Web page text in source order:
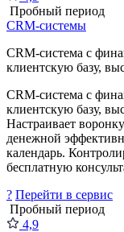
Пробный период
CRM-системы
CRM-система с
клиентскую базу,
CRM-система с
клиентскую базу,
Настраивает
денежной
календарь.
бесплатную
? Перейти в сервис
Пробный период
4,9